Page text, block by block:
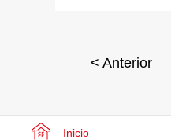
< Anterior
Inicio